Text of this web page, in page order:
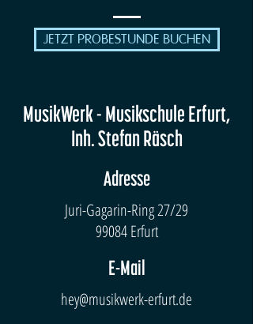
JETZT PROBESTUNDE BUCHEN
MusikWerk - Musikschule Erfurt,
Inh. Stefan Räsch
Adresse
Juri-Gagarin-Ring 27/29
99084 Erfurt
E-Mail
hey@musikwerk-erfurt.de